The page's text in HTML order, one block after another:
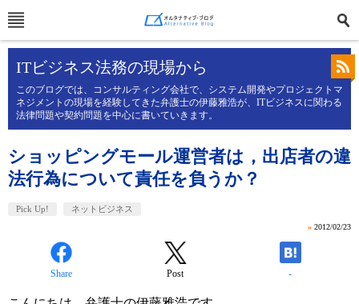
ITビジネス法務の現場から
このブログでは、コンサルティング会社で、システム開発やプロジェクトマ
ネジメントの現場を経験してきた弁護士の伊藤雅浩が、ITビジネスに関わる
法律問題や契約問題を中心に書いていきます。
ショッピングモール運営者は，出店者の違
法行為について責任を負うか？
Pick Up! ネットビジネス
» 2012/02/23
Share Post -